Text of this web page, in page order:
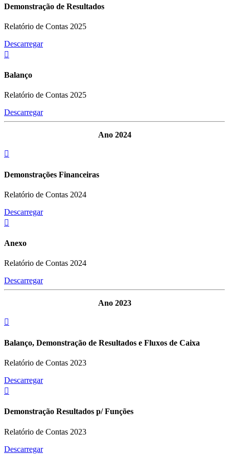
Demonstração de Resultados
Relatório de Contas 2025
Descarregar
Balanço
Relatório de Contas 2025
Descarregar
Ano 2024
Demonstrações Financeiras
Relatório de Contas 2024
Descarregar
Anexo
Relatório de Contas 2024
Descarregar
Ano 2023
Balanço, Demonstração de Resultados e Fluxos de Caixa
Relatório de Contas 2023
Descarregar
Demonstração Resultados p/ Funções
Relatório de Contas 2023
Descarregar